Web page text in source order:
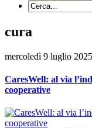
cura
mercoledì 9 luglio 2025
CaresWell: al via
cooperative